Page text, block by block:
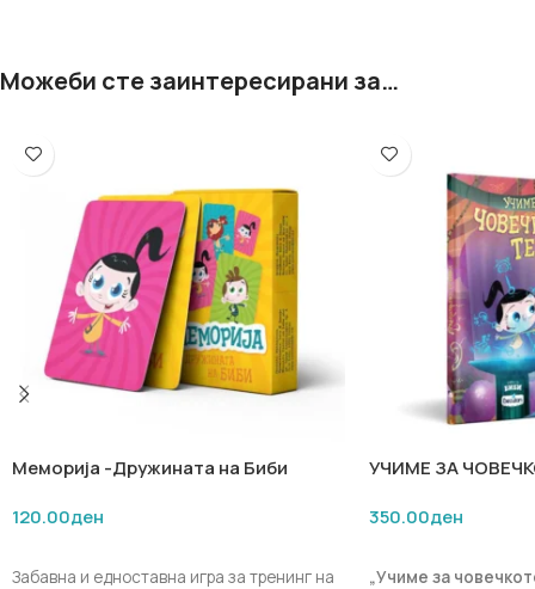
Можеби сте заинтересирани за…
Меморија -Дружината на Биби
120.00ден
Забавна и едноставна игра за тренинг на
УЧИМЕ ЗА
350.00ден
„Учиме за